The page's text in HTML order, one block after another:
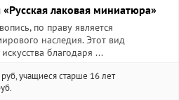
лаковая миниатюра»
по праву является
наследия. Этот вид
благодаря ...
учащиеся старше 16 лет